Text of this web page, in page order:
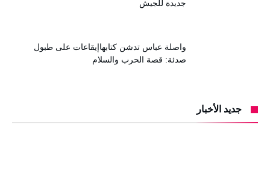
جديدة للجيش
واصلة عباس تدشن كتابهاإيقاعات على طبول
صدئة: قصة الحرب والسلام
جديد الأخبار